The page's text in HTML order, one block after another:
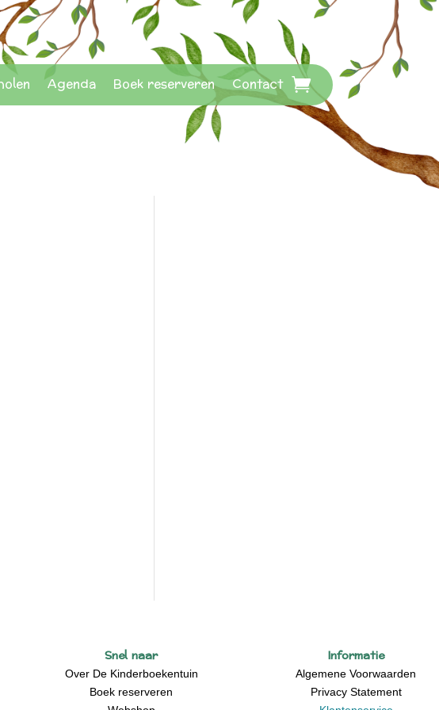
Agenda Boek reserveren Contact
Snel naar
Over De Kinderboekentuin
Boek reserveren
Informatie
Algemene Voorwaarden
Privacy Statement